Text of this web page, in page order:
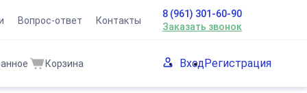
Вопрос-ответ Контакты
8 (961) 301-60-90
Заказать звонок
Корзина ВходРегистрация